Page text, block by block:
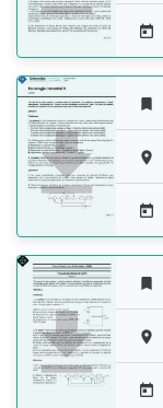








